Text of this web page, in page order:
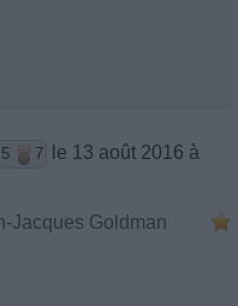
5 7
le 13 août 2016 à
Jacques Goldman